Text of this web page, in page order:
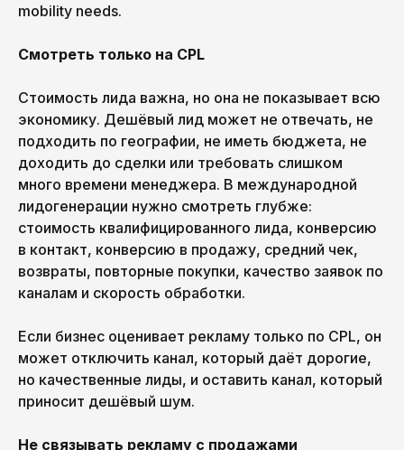
mobility needs.
Смотреть только на CPL
Стоимость лида важна, но она не показывает всю
экономику. Дешёвый лид может не отвечать, не
подходить по географии, не иметь бюджета, не
доходить до сделки или требовать слишком
много времени менеджера. В международной
лидогенерации нужно смотреть глубже:
стоимость квалифицированного лида, конверсию
в контакт, конверсию в продажу, средний чек,
возвраты, повторные покупки, качество заявок по
каналам и скорость обработки.
Если бизнес оценивает рекламу только по CPL, он
может отключить канал, который даёт дорогие,
но качественные лиды, и оставить канал, который
приносит дешёвый шум.
Не связывать рекламу с продажами
Давай дружить!
Мы делимся новостями, идеями
и историями, которые вдохновляют.